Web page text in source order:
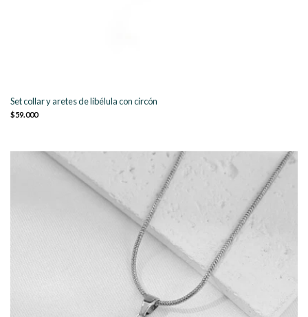
Set collar y aretes de libélula con circón
$59.000